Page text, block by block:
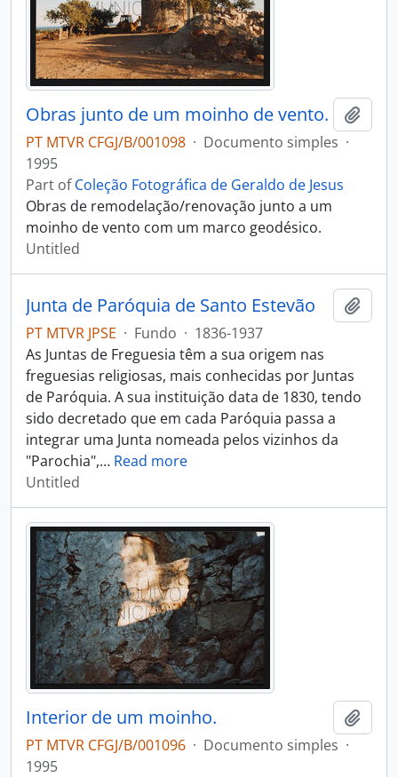
Obras junto de um moinho de vento.
PT MTVR CFGJ/B/001098 · Documento simples ·
1995
Part ofColeção Fotográfica de Geraldo de Jesus
Obras de remodelação/renovação junto a um
moinho de vento com um marco geodésico.
Untitled
Junta de Paróquia de Santo Estevão
PT MTVR JPSE · Fundo · 1836-1937
As Juntas de Freguesia têm a sua origem nas
freguesias religiosas, mais conhecidas por Juntas
de Paróquia. A sua instituição data de 1830, tendo
sido decretado que em cada Paróquia passa a
integrar uma Junta nomeada pelos vizinhos da
"Parochia",… Read more
Untitled
Interior de um moinho.
PT MTVR CFGJ/B/001096 · Documento simples ·
1995